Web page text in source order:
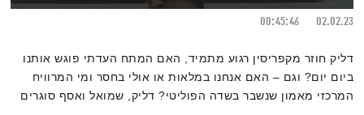
02.02.23
00:45:46
דליק חוזר מקפריסין רגוע מתמיד, האם המתח העדתי פוגש אותנו
ביום יום? וגם – האם אנחנו במלאות או אולי בחסר ומי המרוויח
המרכזי מאמון שנשבר בשדה הפוליטי? דליק, שמואל ואסף סוגרים